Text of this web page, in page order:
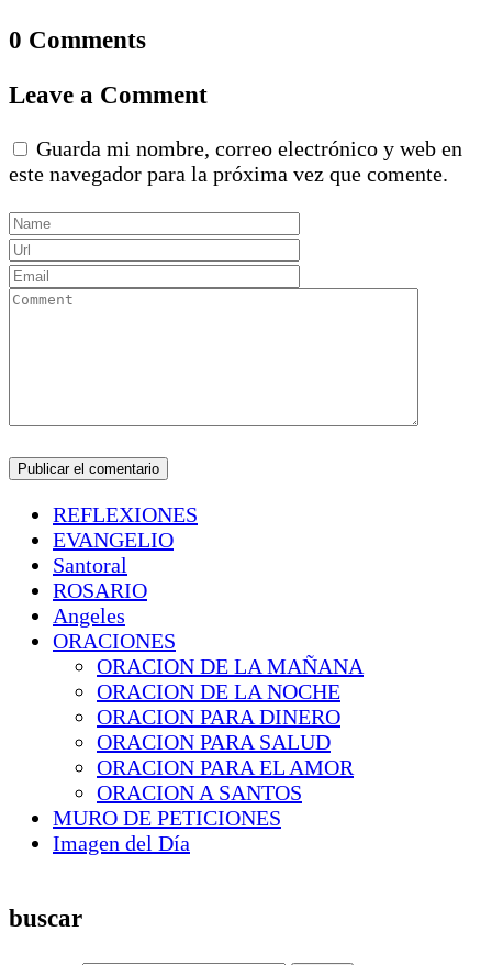
0 Comments
Leave a Comment
Guarda mi nombre, correo electrónico y web en
este navegador para la próxima vez que comente.
REFLEXIONES
EVANGELIO
Santoral
ROSARIO
Angeles
ORACIONES
ORACION DE LA MAÑANA
ORACION DE LA NOCHE
ORACION PARA DINERO
ORACION PARA SALUD
ORACION PARA EL AMOR
ORACION A SANTOS
MURO DE PETICIONES
Imagen del Día
buscar